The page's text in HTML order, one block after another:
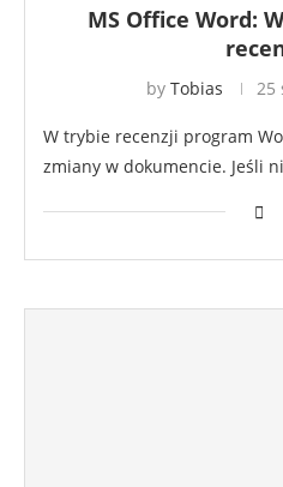
MS Office Word:
by Tobias 25
W trybie recenzji program
zmiany w dokumencie. Jeśli